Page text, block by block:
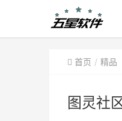
首页 精品
图灵社